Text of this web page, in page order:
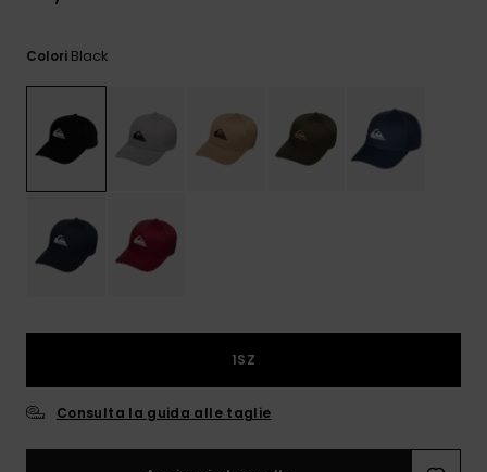
le FAQ
Colori Black
1SZ
Consulta la guida alle taglie